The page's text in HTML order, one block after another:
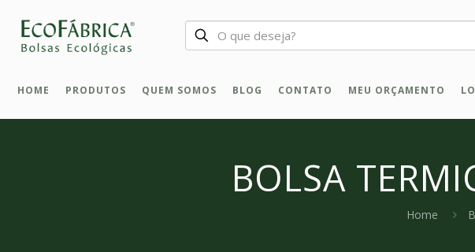
HOME PRODUTOS QUEM SOMOS BLOG CONTATO MEU ORÇAMENTO
BOLSA
Home